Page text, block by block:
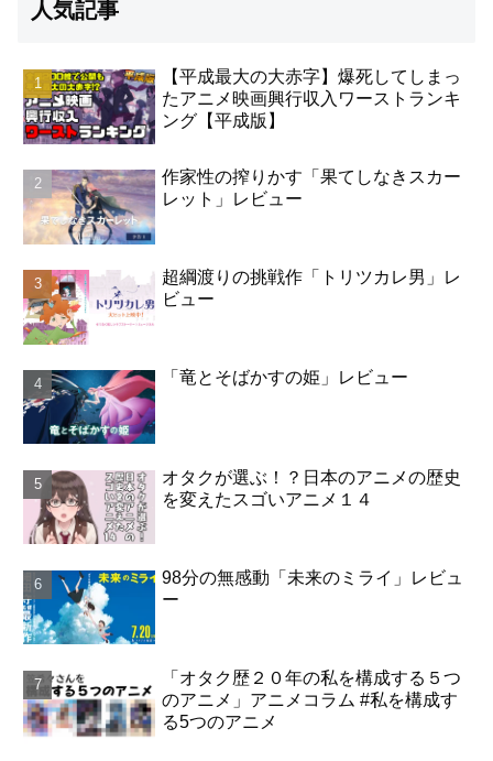
人気記事
【平成最大の大赤字】爆死してしまっ
たアニメ映画興行収入ワーストランキ
ング【平成版】
作家性の搾りかす「果てしなきスカー
レット」レビュー
超綱渡りの挑戦作「トリツカレ男」レ
ビュー
「竜とそばかすの姫」レビュー
オタクが選ぶ！？日本のアニメの歴史
を変えたスゴいアニメ１４
98分の無感動「未来のミライ」レビュ
ー
「オタク歴２０年の私を構成する５つ
のアニメ」アニメコラム #私を構成す
る5つのアニメ